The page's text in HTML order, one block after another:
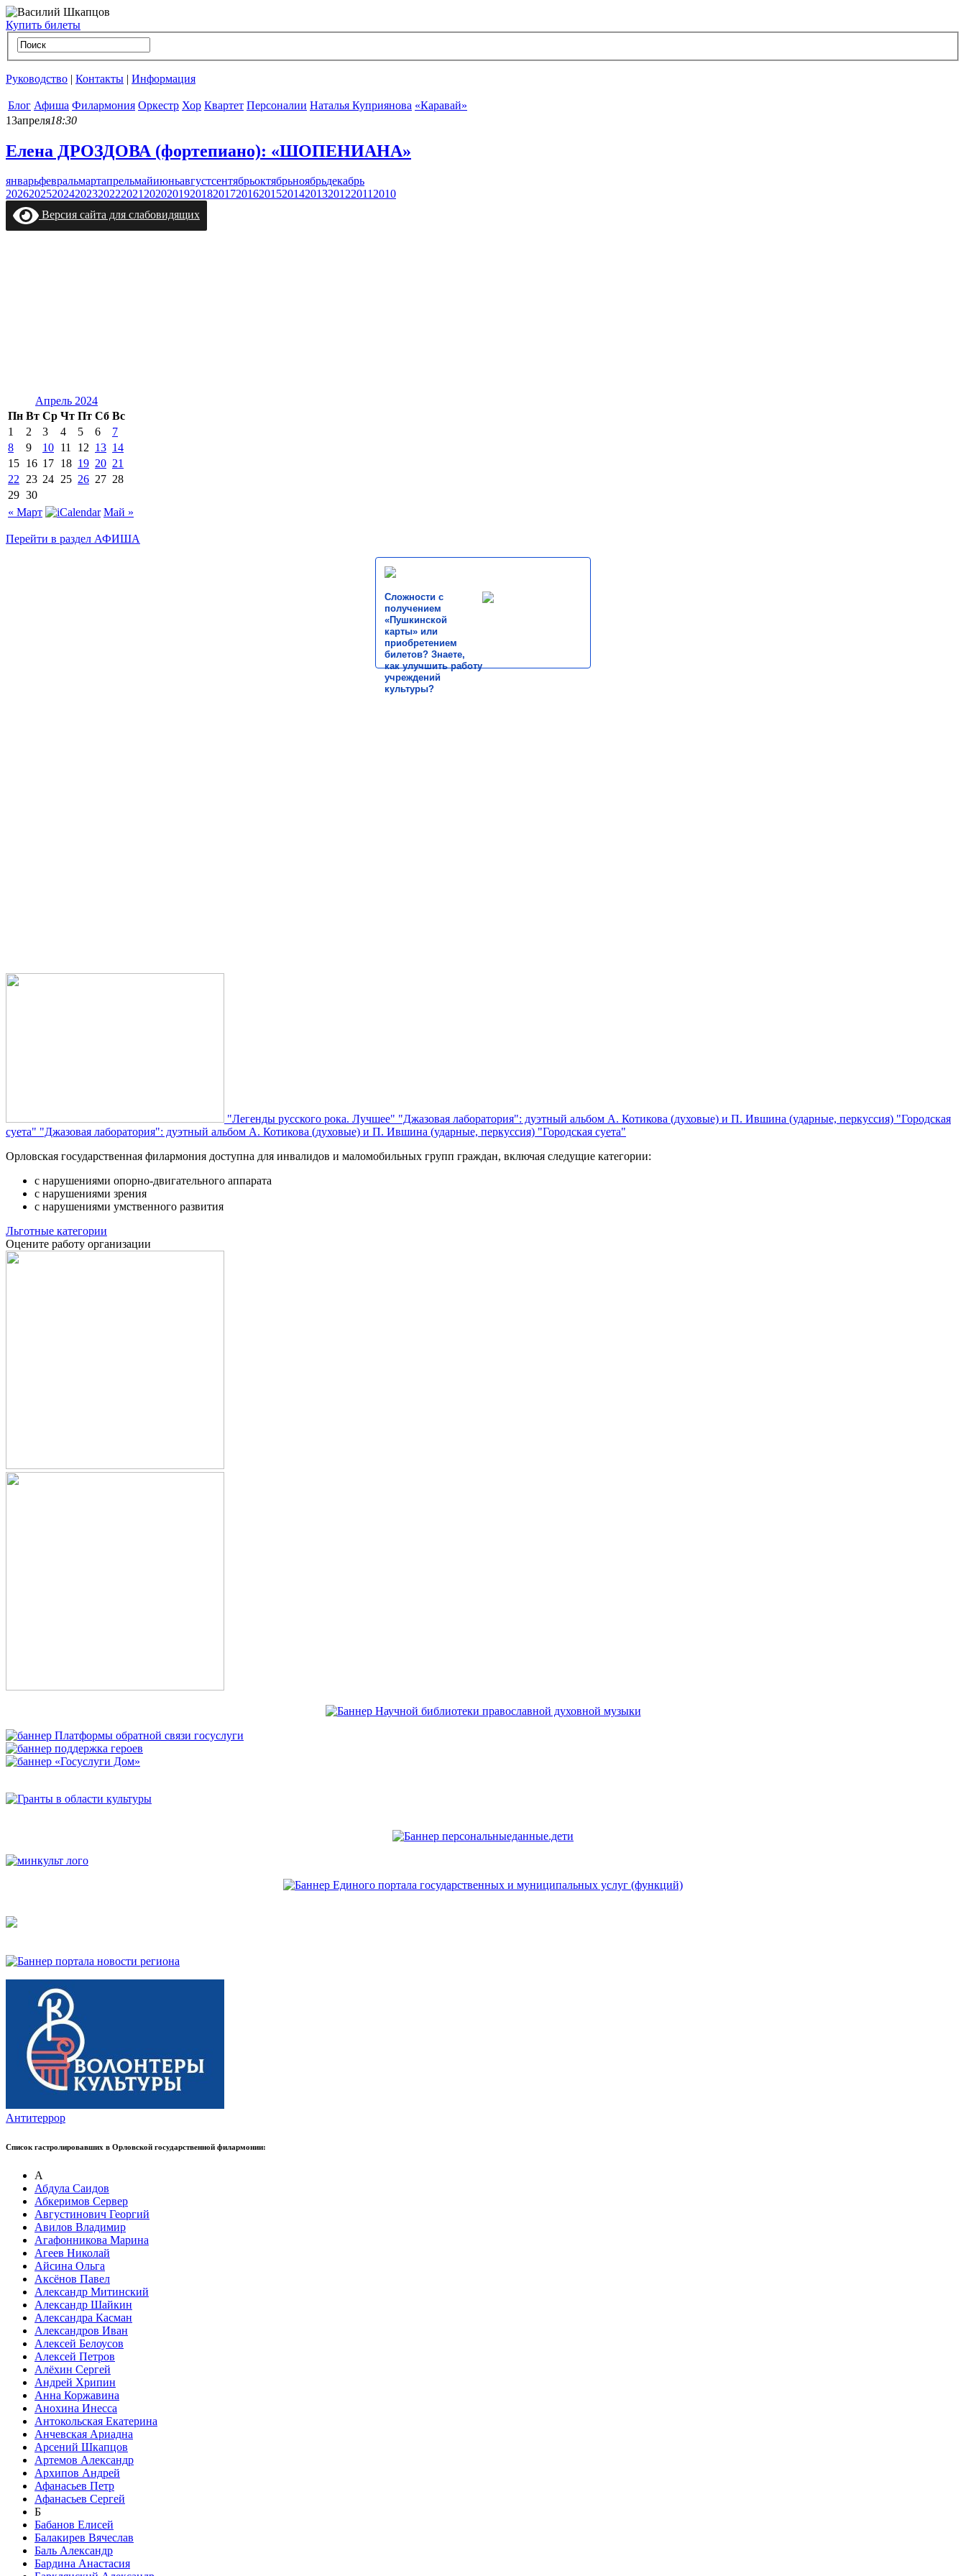
Купить билеты
Руководство | Контакты | Информация
Блог Афиша Филармония Оркестр Хор Квартет Персоналии Наталья Куприянова «Каравай»
13апреля18:30
Елена ДРОЗДОВА (фортепиано): «ШОПЕНИАНА»
январьфевральмартапрельмайиюньавгустсентябрьоктябрьноябрьдекабрь
20262025202420232022202120202019201820172016201520142013201220112010
Версия сайта для слабовидящих
Апрель 2024
Пн Вт Ср Чт Пт Сб Вс
1
2 3 4 5 6
7
8
9 10 11 12 13 14
15 16 17 18 19 20 21
22 23 24 25 26 27 28
29 30
« Март
Май »
Перейти в раздел АФИША
Сложности с
получением
«Пушкинской
карты» или
приобретением
билетов? Знаете,
как улучшить работу
учреждений
культуры?
"Легенды русского рока. Лучшее" "Джазовая лаборатория": дуэтный альбом А. Котикова (духовые) и П. Ившина (ударные, перкуссия) "Городская
суета" "Джазовая лаборатория": дуэтный альбом А. Котикова (духовые) и П. Ившина (ударные, перкуссия) "Городская суета"
Орловская государственная филармония доступна для инвалидов и маломобильных групп граждан, включая следущие категории:
с нарушениями опорно-двигательного аппарата
с нарушениями зрения
с нарушениями умственного развития
Льготные категории
Оцените работу организации
Антитеррор
Список гастролировавших в Орловской государственной филармонии:
А
Абдула Саидов
Абкеримов Сервер
Августинович Георгий
Авилов Владимир
Агафонникова Марина
Агеев Николай
Айсина Ольга
Аксёнов Павел
Александр Митинский
Александр Шайкин
Александра Касман
Александров Иван
Алексей Белоусов
Алексей Петров
Алёхин Сергей
Андрей Хрипин
Анна Коржавина
Анохина Инесса
Антокольская Екатерина
Анчевская Ариадна
Арсений Шкапцов
Артемов Александр
Архипов Андрей
Афанасьев Петр
Афанасьев Сергей
Б
Бабанов Елисей
Балакирев Вячеслав
Баль Александр
Бардина Анастасия